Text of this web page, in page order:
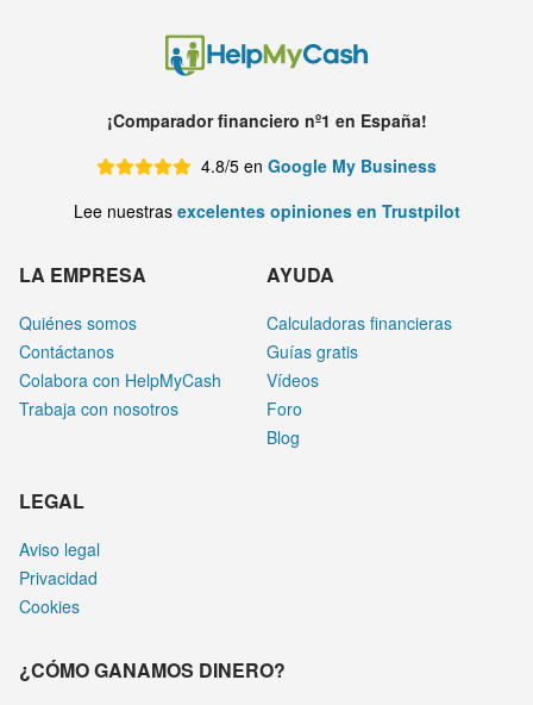
¡Comparador financiero nº1 en España!
4.8/5 en Google My Business
Lee nuestras excelentes opiniones en Trustpilot
LA EMPRESA
Quiénes somos
Contáctanos
Colabora con HelpMyCash
Trabaja con nosotros
AYUDA
Calculadoras financieras
Guías gratis
Vídeos
Foro
Blog
LEGAL
Aviso legal
Privacidad
Cookies
¿CÓMO GANAMOS DINERO?